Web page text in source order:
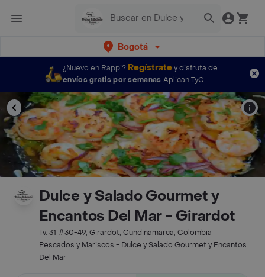
Bogotá
¿Nuevo en Rappi? Regístratey disfruta de
envíos gratis por semanas Aplican TyC
Dulce y Salado Gourmet y
Encantos Del Mar - Girardot
Tv. 31 #30-49, Girardot, Cundinamarca, Colombia
Pescados y Mariscos - Dulce y Salado Gourmet y Encantos
Del Mar